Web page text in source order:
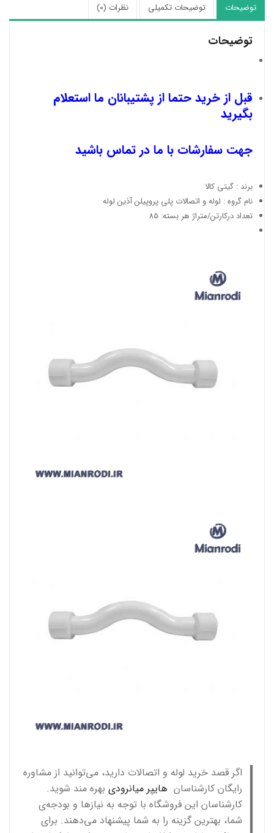
توضیحات توضیحات تکمیلی نظرات (0)
توضیحات
قبل از خرید حتما از پشتیبانان ما استعلام
بگیرید
جهت سفارشات با ما در تماس باشید
برند : گیتی کالا
نام گروه : لوله و اتصالات پلی پروپیلن آذین لوله
تعداد درکارتن/متراژ هر بسته: 85
اگر قصد خرید لوله و اتصالات دارید، می‌توانید از مشاوره
رایگان کارشناسان هایپر میانرودیبهره مند شوید.
کارشناسان این فروشگاه با توجه به نیازها و بودجه‌ی
شما، بهترین گزینه را به شما پیشنهاد می‌دهند. برای